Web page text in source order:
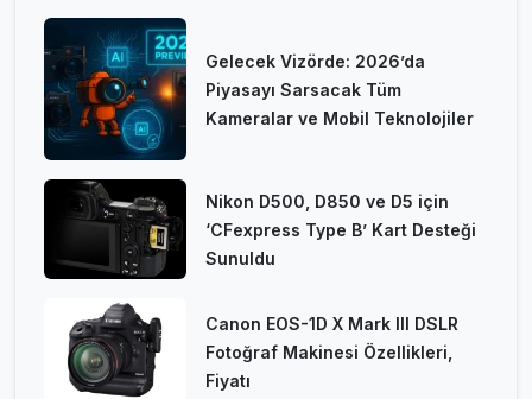
Gelecek Vizörde: 2026’da
Piyasayı Sarsacak Tüm
Kameralar ve Mobil Teknolojiler
Nikon D500, D850 ve D5 için
‘CFexpress Type B’ Kart Desteği
Sunuldu
Canon EOS-1D X Mark III DSLR
Fotoğraf Makinesi Özellikleri,
Fiyatı